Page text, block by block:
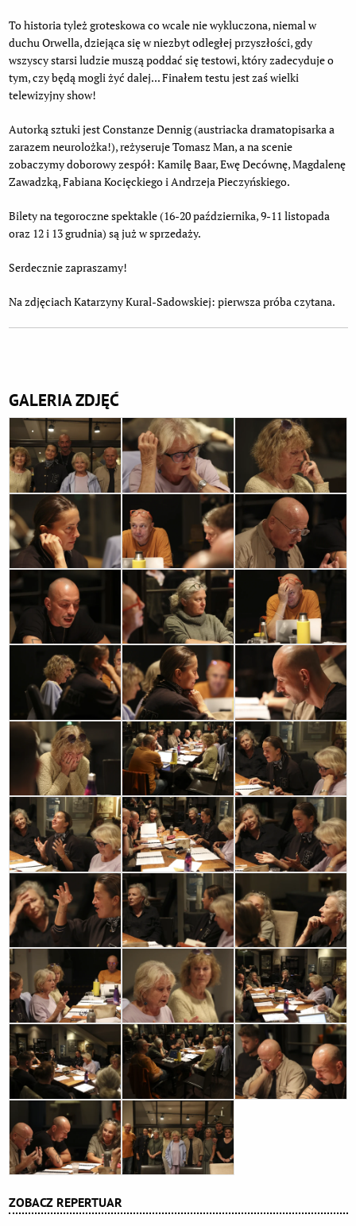
ZOBACZ REPERTUAR
To historia tyleż groteskowa co wcale nie wykluczona, niemal w
duchu Orwella, dziejąca się w niezbyt odległej przyszłości, gdy
wszyscy starsi ludzie muszą poddać się testowi, który zadecyduje o
tym, czy będą mogli żyć dalej... Finałem testu jest zaś wielki
telewizyjny show!
Autorką sztuki jest Constanze Dennig (austriacka dramatopisarka a
zarazem neurolożka!), reżyseruje Tomasz Man, a na scenie
zobaczymy doborowy zespół: Kamilę Baar, Ewę Decównę, Magdalenę
Zawadzką, Fabiana Kocięckiego i Andrzeja Pieczyńskiego.
Bilety na tegoroczne spektakle (16-20 października, 9-11 listopada
oraz 12 i 13 grudnia) są już w sprzedaży.
Serdecznie zapraszamy!
Na zdjęciach Katarzyny Kural-Sadowskiej: pierwsza próba czytana.
GALERIA ZDJĘĆ